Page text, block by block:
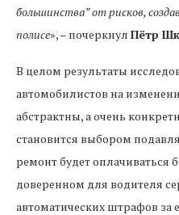
большинства” от рисков,
полисе», – почеркнул Пётр
В целом результаты
автомобилистов на
абстрактны, а очень
становится выбором
ремонт будет оплачиваться
доверенном для водителя
автоматических штрафов за